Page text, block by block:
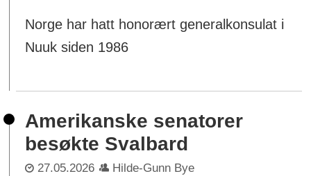
Norge har hatt honorært generalkonsulat i
Nuuk siden 1986
Amerikanske senatorer
besøkte Svalbard
27.05.2026 Hilde-Gunn Bye